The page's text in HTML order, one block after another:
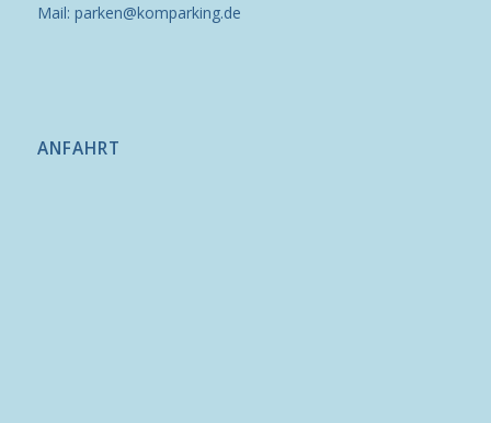
Mail: parken@komparking.de
ANFAHRT